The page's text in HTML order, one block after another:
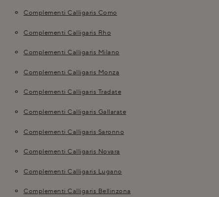
Complementi Calligaris Como
Complementi Calligaris Rho
Complementi Calligaris Milano
Complementi Calligaris Monza
Complementi Calligaris Tradate
Complementi Calligaris Gallarate
Complementi Calligaris Saronno
Complementi Calligaris Novara
Complementi Calligaris Lugano
Complementi Calligaris Bellinzona